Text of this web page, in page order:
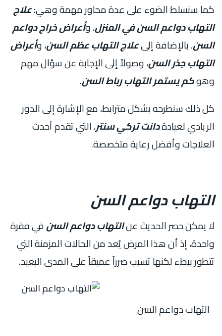
كما سنسلط الضوء على عدة محاور مهمة وهي:علاج
التهاب دواعم السن في المنزل، وأعراض خراج دواعم
السن، بالإضافة إلىعلاج التهاب عظم السن، وأعراض
التهاب جذر السن، وصولاً إلى الإجابة عن سؤال مهم
وهوكم يستمر التهاب رباط السن.
كل ذلك سنطرحه بشكل مترابط، مع الإشارة إلى الدور
الريادي لعيادةدانت تركي سنتر، التي تقدم أحدث
العلاجات وأفضل رعاية متخصصة.
التهاب دواعم السن
لا يمكن حصر الحديث عنالتهاب دواعم السنفي فقرة
واحدة، إذ أن هذا المرض يُعد من الحالات المزمنة التي
تتطور ببطء لكنها تسبب ضرراً عميقاً على المدى البعيد.
التهاب دواعم السن